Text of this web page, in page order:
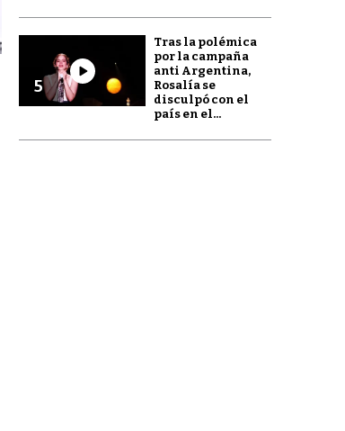
5
Tras la polémica
por la campaña
anti Argentina,
Rosalía se
disculpó con el
país en el...